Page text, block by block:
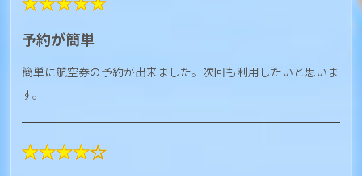
予約が簡単
簡単に航空券の予約が出来ました。次回も利用したいと思いま
す。
★★★★☆